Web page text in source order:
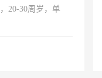
20-30周岁，单